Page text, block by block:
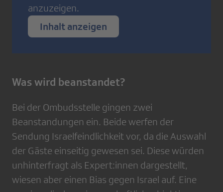
anzuzeigen.
Inhalt anzeigen
Was wird beanstandet?
Bei der Ombudsstelle gingen zwei
Beanstandungen ein. Beide werfen der
Sendung Israelfeindlichkeit vor, da die Auswahl
der Gäste einseitig gewesen sei. Diese würden
unhinterfragt als Expert:innen dargestellt,
wiesen aber einen Bias gegen Israel auf. Eine